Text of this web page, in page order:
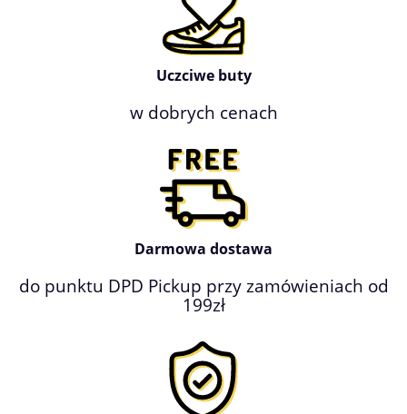
Uczciwe buty
w dobrych cenach
Darmowa dostawa
do punktu DPD Pickup przy zamówieniach od
199zł